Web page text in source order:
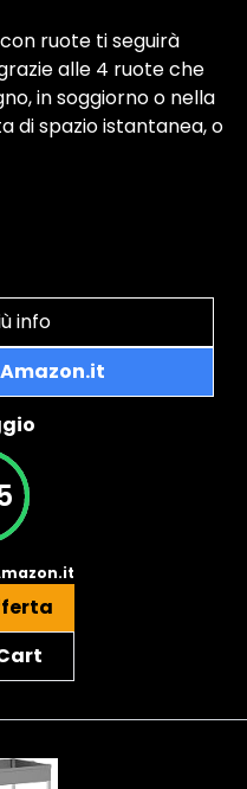
ruote ti seguirà
alle 4 ruote che
in soggiorno o nella
di spazio istantanea, o
info
Amazon.it